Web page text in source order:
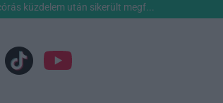
küzdelem után sikerült megf...